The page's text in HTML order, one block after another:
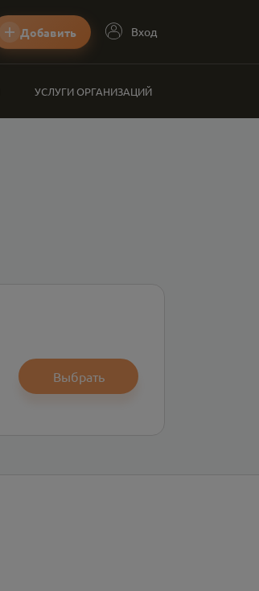
Добавить Вход
УСЛУГИ ОРГАНИЗАЦИЙ
Выбрать